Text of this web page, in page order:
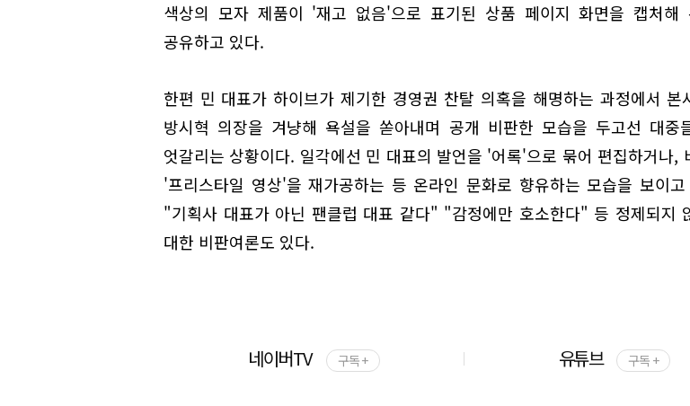
색상의 모자 제품이 '재고 없음'으로 표기된 상품 페이지 화면을 캡처해
공유하고 있다.
한편 민 대표가 하이브가 제기한 경영권 찬탈 의혹을 해명하는 과정에서 본
방시혁 의장을 겨냥해 욕설을 쏟아내며 공개 비판한 모습을 두고선 대중
엇갈리는 상황이다. 일각에선 민 대표의 발언을 '어록'으로 묶어 편집하거나,
'프리스타일 영상'을 재가공하는 등 온라인 문화로 향유하는 모습을 보이
"기획사 대표가 아닌 팬클럽 대표 같다" "감정에만 호소한다" 등 정제되지
대한 비판여론도 있다.
네이버TV 구독 + 유튜브 구독 +